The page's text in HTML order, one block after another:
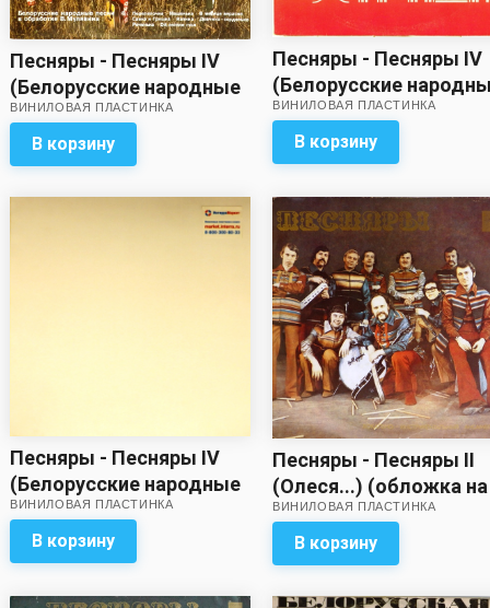
Песняры - Песняры IV
(Белорусские народные
песни в обработке
Владимира Мулявина)
ВИНИЛОВАЯ ПЛАСТИНКА
В корзину
Песняры - Песняры IV
(Белорусские
песни в обработке
Владимира Мулявина)
ВИНИЛОВАЯ ПЛАСТИНКА
В корзину
Песняры - Песняры IV
(Белорусские народные
песни в обработке
Владимира Мулявина)
ВИНИЛОВАЯ ПЛАСТИНКА
В корзину
Песняры - Песняры II
(Олеся...) (обложка на
четыре с минусом)
ВИНИЛОВАЯ ПЛАСТИНКА
В корзину